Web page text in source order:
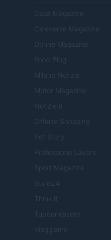
Casa Magazine
Cineverse Magazine
Donne Magazine
Food Blog
Milano Notizie
Motor Magazine
Notizie.it
Offerte Shopping
Pet Story
Professione Lavoro
Sport Magazine
Style24
Think.it
Tuobenessere
Viaggiamo